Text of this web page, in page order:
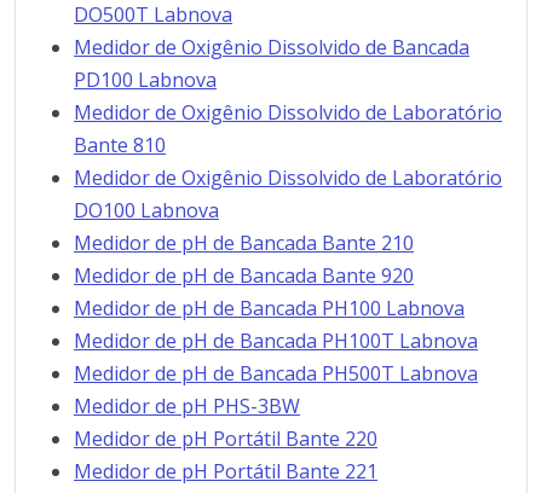
DO500T Labnova
Medidor de Oxigênio Dissolvido de Bancada
PD100 Labnova
Medidor de Oxigênio Dissolvido de Laboratório
Bante 810
Medidor de Oxigênio Dissolvido de Laboratório
DO100 Labnova
Medidor de pH de Bancada Bante 210
Medidor de pH de Bancada Bante 920
Medidor de pH de Bancada PH100 Labnova
Medidor de pH de Bancada PH100T Labnova
Medidor de pH de Bancada PH500T Labnova
Medidor de pH PHS-3BW
Medidor de pH Portátil Bante 220
Medidor de pH Portátil Bante 221